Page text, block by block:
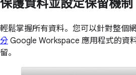
保護資料並設定保留機制
輕鬆掌握所有資料。您可以針對整個
分 Google Workspace 應用程式的資
留。